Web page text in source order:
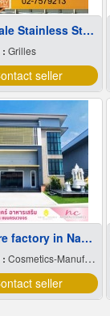
Wholesale Stainless Steel Wire Netting
Grilles
seller
,Skincare factory in Nakhon Pathom
Cosmetics-Manufacturers Service
seller